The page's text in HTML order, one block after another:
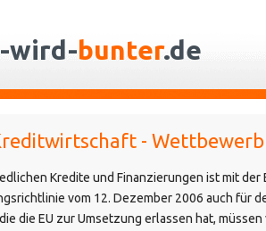
wird-bunter.de
-
Kredite und Finanzierungen ist mit
vom 12. Dezember 2006 auch für
die EU zur Umsetzung erlassen hat,